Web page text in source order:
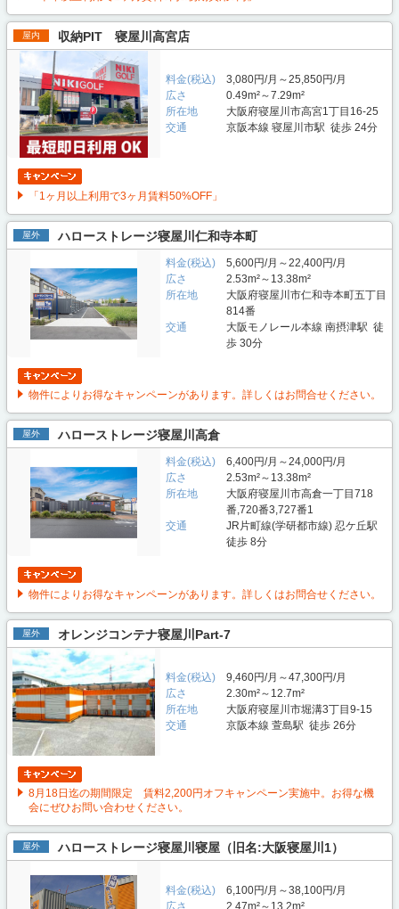
屋内 収納PIT 寝屋川高宮店
料金(税込)
3,080円/月～25,850円/月
広さ
0.49m²～7.29m²
所在地
大阪府寝屋川市高宮1丁目16-25
交通
京阪本線 寝屋川市駅 徒歩 24分
「1ヶ月以上利用で3ヶ月賃料50%OFF」
屋外 ハローストレージ寝屋川仁和寺本町
料金(税込)
5,600円/月～22,400円/月
広さ
2.53m²～13.38m²
所在地
大阪府寝屋川市仁和寺本町五丁目
814番
交通
大阪モノレール本線 南摂津駅 徒
歩 30分
物件によりお得なキャンペーンがあります。詳しくはお問合せください。
屋外 ハローストレージ寝屋川高倉
料金(税込)
6,400円/月～24,000円/月
広さ
2.53m²～13.38m²
所在地
大阪府寝屋川市高倉一丁目718
番,720番3,727番1
交通
JR片町線(学研都市線) 忍ケ丘駅
徒歩 8分
物件によりお得なキャンペーンがあります。詳しくはお問合せください。
屋外 オレンジコンテナ寝屋川Part-7
料金(税込)
9,460円/月～47,300円/月
広さ
2.30m²～12.7m²
所在地
大阪府寝屋川市堀溝3丁目9-15
交通
京阪本線 萱島駅 徒歩 26分
8月18日迄の期間限定 賃料2,200円オフキャンペーン実施中。お得な機
会にぜひお問い合わせください。
屋外 ハローストレージ寝屋川寝屋（旧名:大阪寝屋川1）
料金(税込)
6,100円/月～38,100円/月
広さ
2.47m²～13.2m²